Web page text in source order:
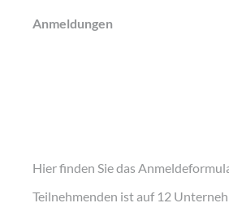
Anmeldungen
Hier finden Sie das
Teilnehmenden ist auf 12